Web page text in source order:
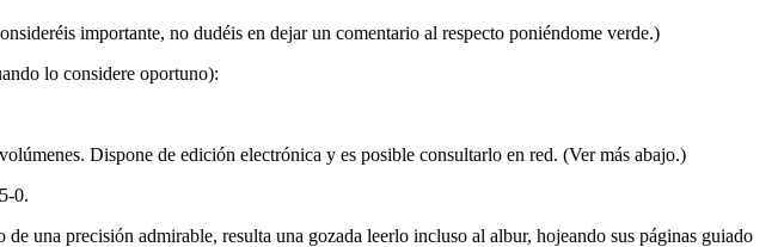
importante, no dudéis en dejar un comentario al respecto poniéndome verde.)
lo considere oportuno):
Dispone de edición electrónica y es posible consultarlo en red. (Ver más abajo.)
0.
una precisión admirable, resulta una gozada leerlo incluso al albur, hojeando sus páginas guiado